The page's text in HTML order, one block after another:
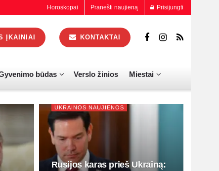
Horoskopai Pranešti naujieną Prisijungti
ĮKAINIAI KONTAKTAI
būdas Verslo žinios Miestai
UKRAINOS NAUJIENOS
Rusijos karas prieš Ukrainą: